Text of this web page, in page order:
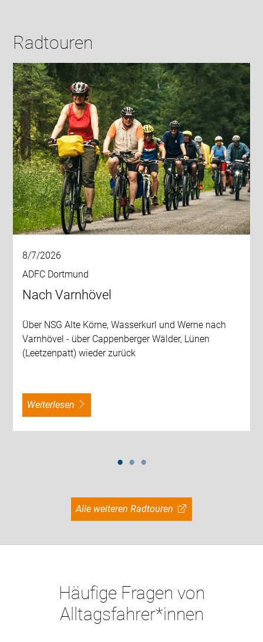
Radtouren
8/7/2026
ADFC Dortmund
Nach Varnhövel
Über NSG Alte Körne, Wasserkurl und Werne nach
Varnhövel - über Cappenberger Wälder, Lünen
(Leetzenpatt) wieder zurück
weiterlesen
Alle weiteren Radtouren
Häufige Fragen von
Alltagsfahrer*innen